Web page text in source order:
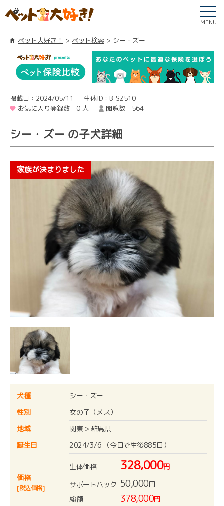
MENU
ペット大好き！ ペット検索 シー・ズー
掲載日：2024/05/11
生体ID：B-SZ510
お気に入り登録数 0 人
閲覧数 564
シー・ズー の子犬詳細
犬種
シー・ズー
性別
女の子（メス）
地域
関東> 群馬県
誕生日
2024/3/6 （今日で生後885日）
価格
[税込価格]
生体価格 328,000円
サポートパック 50,000円
総額
378,000円